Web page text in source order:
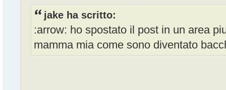
jake ha scritto:
:arrow: ho spostato il post in un area
mamma mia come sono diventato